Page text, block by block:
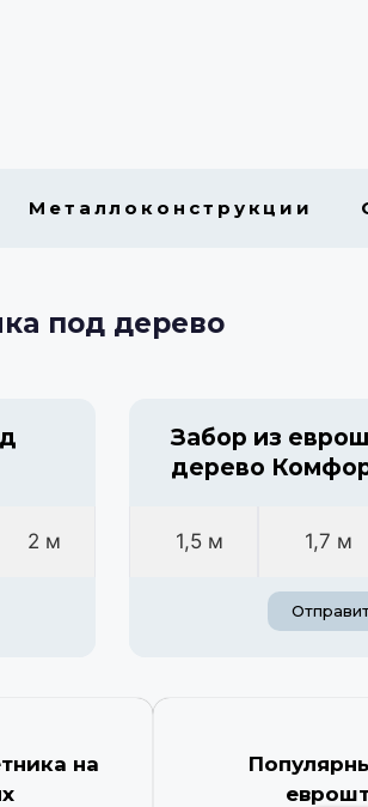
Металлоконструкции
под дерево
2 м
Забор из
дерево
1,5 м 1,7 м
на